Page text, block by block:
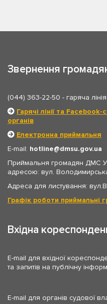
Звернення
(044) 363-22-50 - гаряча
Гарячі лінії та
органів
Електронна приймальня
E-mail: hotline
dmsu.gov.ua
Приймальня громадян ДМС
адресою: вул.
Адреса для листування:
Графік роботи приймальні
Вхідна
E-mail для вхідної
та запитів на публічну
E-mail для органів судової